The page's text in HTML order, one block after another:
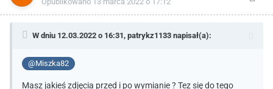
W dniu 12.03.2022 o 16:31, patrykz1133 napisał(a):
@Miszka82
Masz jakieś zdjęcia przed i po wymianie ? Tez się do tego